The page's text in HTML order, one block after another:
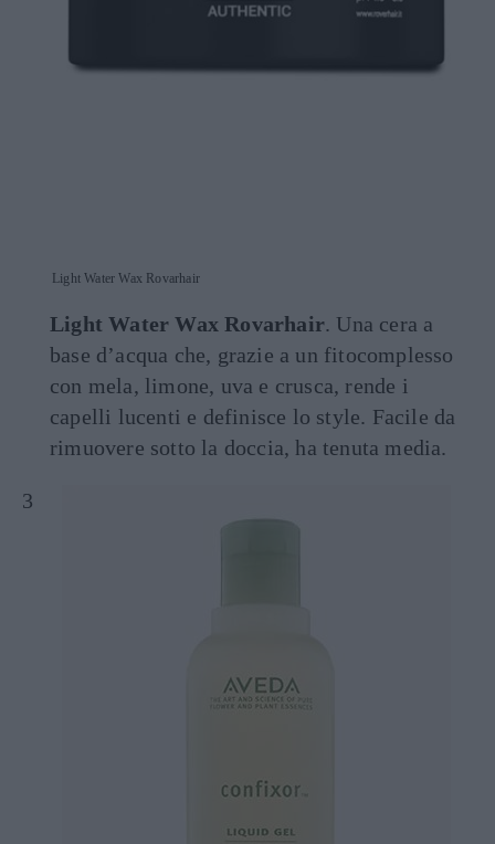
Light Water Wax Rovarhair
Light Water Wax Rovarhair. Una cera a
base d’acqua che, grazie a un fitocomplesso
con mela, limone, uva e crusca, rende i
capelli lucenti e definisce lo style. Facile da
rimuovere sotto la doccia, ha tenuta media.